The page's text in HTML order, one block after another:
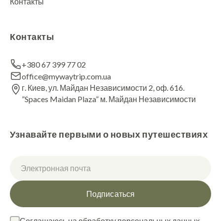
Контакты
+380 67 399 77 02
office@mywaytrip.com.ua
г. Киев, ул. Майдан Независимости 2, оф. 616.
”Spaces Maidan Plaza” м. Майдан Независимости
Узнавайте первыми о новых путешествиях
Подписаться